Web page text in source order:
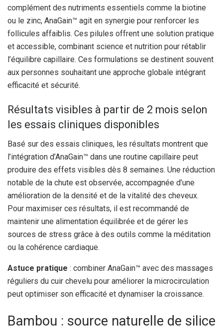
complément des nutriments essentiels comme la biotine
ou le zinc, AnaGain™ agit en synergie pour renforcer les
follicules affaiblis. Ces pilules offrent une solution pratique
et accessible, combinant science et nutrition pour rétablir
l’équilibre capillaire. Ces formulations se destinent souvent
aux personnes souhaitant une approche globale intégrant
efficacité et sécurité.
Résultats visibles à partir de 2 mois selon
les essais cliniques disponibles
Basé sur des essais cliniques, les résultats montrent que
l’intégration d’AnaGain™ dans une routine capillaire peut
produire des effets visibles dès 8 semaines. Une réduction
notable de la chute est observée, accompagnée d’une
amélioration de la densité et de la vitalité des cheveux.
Pour maximiser ces résultats, il est recommandé de
maintenir une alimentation équilibrée et de gérer les
sources de stress grâce à des outils comme la méditation
ou la cohérence cardiaque.
Astuce pratique : combiner AnaGain™ avec des massages
réguliers du cuir chevelu pour améliorer la microcirculation
peut optimiser son efficacité et dynamiser la croissance.
Bambou : source naturelle de silice